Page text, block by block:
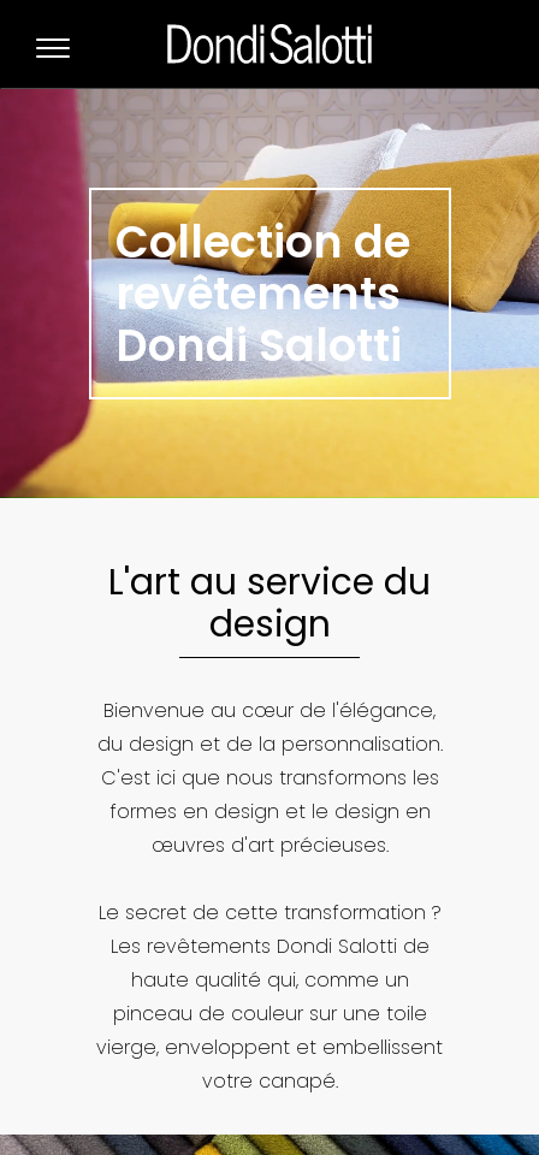
Collection de
revêtements
Dondi Salotti
L'art au service du
design
Bienvenue au cœur de l'élégance,
du design et de la personnalisation.
C'est ici que nous transformons les
formes en design et le design en
œuvres d'art précieuses.
Le secret de cette transformation ?
Les revêtements Dondi Salotti de
haute qualité qui, comme un
pinceau de couleur sur une toile
vierge, enveloppent et embellissent
votre canapé.